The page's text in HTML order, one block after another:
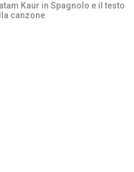
Kaur in Spagnolo e il testo
canzone